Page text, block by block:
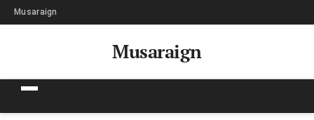
Musaraign
Musaraign